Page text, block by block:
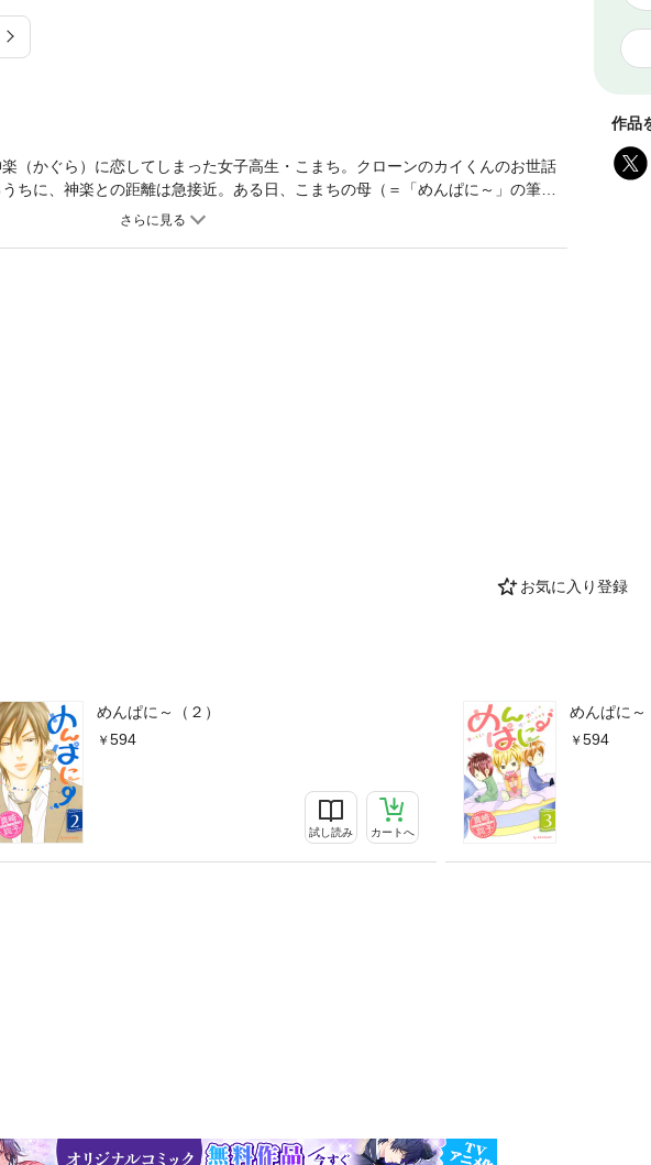
作品
お気に入り登録
めんぱに～（２）
594
試し読み カートへ
めんぱに～
594
（かぐら）に恋してしまった女子高生・こまち。クローンのカイくんのお世話
ちに、神楽との距離は急接近。ある日、こまちの母（＝「めんぱに～」の筆頭
イと同居生活を送ることに。こまちと神楽の関係はイッキに進展!!? ファニーで